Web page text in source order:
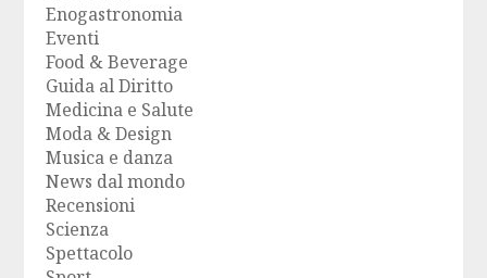
Enogastronomia
Eventi
Food & Beverage
Guida al Diritto
Medicina e Salute
Moda & Design
Musica e danza
News dal mondo
Recensioni
Scienza
Spettacolo